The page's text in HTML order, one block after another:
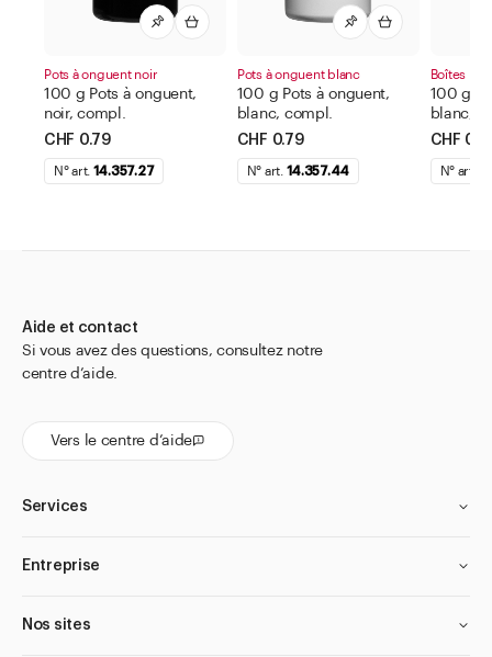
Pots à onguent noir
100 g Pots à onguent,
noir, compl.
CHF 0.79
N° art. 14.357.27
Pots à onguent blanc
100 g Pots à onguent,
blanc, compl.
CHF 0.79
N° art. 14.357.44
Boîtes
100 g
blanc,
CHF
N° art.
Aide et contact
Si vous avez des questions, consultez notre
centre d’aide.
Vers le centre d’aide
Services
Entreprise
Nos sites